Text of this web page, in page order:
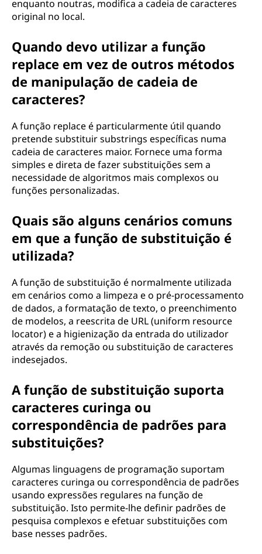
enquanto noutras, modifica a cadeia de caracteres
original no local.
Quando devo utilizar a função
replace em vez de outros métodos
de manipulação de cadeia de
caracteres?
A função replace é particularmente útil quando
pretende substituir substrings específicas numa
cadeia de caracteres maior. Fornece uma forma
simples e direta de fazer substituições sem a
necessidade de algoritmos mais complexos ou
funções personalizadas.
Quais são alguns cenários comuns
em que a função de substituição é
utilizada?
A função de substituição é normalmente utilizada
em cenários como a limpeza e o pré-processamento
de dados, a formatação de texto, o preenchimento
de modelos, a reescrita de URL (uniform resource
locator) e a higienização da entrada do utilizador
através da remoção ou substituição de caracteres
indesejados.
A função de substituição suporta
caracteres curinga ou
correspondência de padrões para
substituições?
Algumas linguagens de programação suportam
caracteres curinga ou correspondência de padrões
usando expressões regulares na função de
substituição. Isto permite-lhe definir padrões de
pesquisa complexos e efetuar substituições com
base nesses padrões.